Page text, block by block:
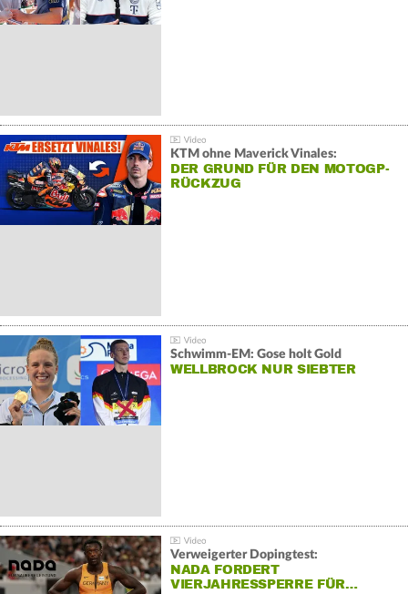
KTM ohne Maverick Vinales:
DER GRUND FÜR DEN MOTOGP-
RÜCKZUG
Schwimm-EM: Gose holt Gold
WELLBROCK NUR SIEBTER
Verweigerter Dopingtest:
NADA FORDERT
VIERJAHRESSPERRE FÜR…